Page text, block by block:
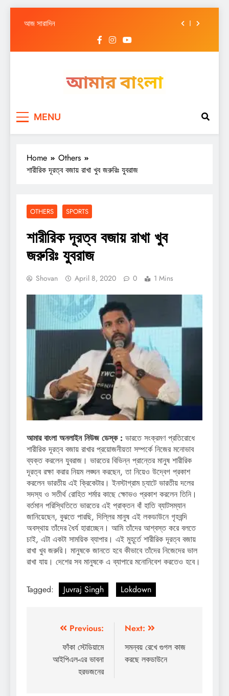
আজ সারাদিন
আজ সারাদিন
MENU
Home
Others
শারীরিক দূরত্ব বজায় রাখা খুব জরুরিঃ যুবরাজ
OTHERS SPORTS
শারীরিক দূরত্ব বজায় রাখা খুব
জরুরিঃ যুবরাজ
Shovan April 8, 2020 0 1 Mins
আমার বাংলা অনলাইন নিউজ ডেস্ক : ভারতে সংক্রমণ প্রতিরোধে
শারীরিক দূরত্ব বজায় রাখার প্রয়োজনীয়তা সম্পর্কে নিজের মনোভাব
ব্যক্ত করলেন যুবরাজ। ভারতের বিভিন্ন প্রান্তের মানুষ শারীরিক
দূরত্ব রক্ষা করার নিয়ম লঙ্ঘন করছেন, তা নিয়েও উদ্বেগ প্রকাশ
করলেন ভারতীয় এই ক্রিকেটার। ইনস্টাগ্রাম চ্যাটে ভারতীয় দলের
সদস্য ও সতীর্থ রোহিত শর্মার কাছে ক্ষোভও প্রকাশ করলেন তিনি।
বর্তমান পরিস্থিতিতে ভারতের এই প্রাক্তন বাঁ হাতি ব্যাটসম্যান
জানিয়েছেন, বুঝতে পারছি, দিল্লির মানুষ এই লকডাউনে গৃহবন্দি
অবস্থায় তাঁদের ধৈর্য হারাচ্ছেন। আমি তাঁদের আশ্বস্ত করে বলতে
চাই, এটা একটা সাময়িক ব্যাপার। এই মুহূর্তে শারীরিক দূরত্ব বজায়
রাখা খুব জরুরি। মানুষকে জানতে হবে কীভাবে তাঁদের নিজেদের ভাল
রাখা যায়। দেশের সব মানুষকে এ ব্যাপারে মনোনিবেশ করতেও হবে।
Tagged: Juvraj Singh Lokdown
navigation
Previous:
ফাঁকা স্টেডিয়ামে
আইপিএল-এর ভাবনা
হরভজনের
Next:
সমন্বয় রেখে গুগল কাজ
করছে লকডাউনে